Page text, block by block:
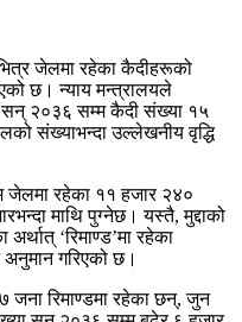
जेलमा रहेका कैदीहरूको
छ। न्याय मन्त्रालयले
सन् २०३६ सम्म कैदी संख्या १५
संख्याभन्दा उल्लेखनीय वृद्धि
रहेका ११ हजार २४०
माथि पुग्नेछ। यस्तै, मुद्दाको
‘रिमाण्ड’मा रहेका
गरिएको छ।
जना रिमाण्डमा रहेका छन्, जुन